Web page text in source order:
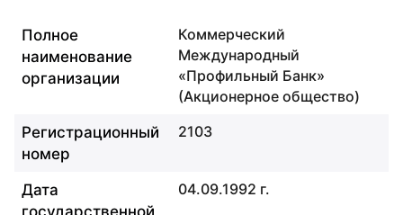
Реквизиты организации
Полное
наименование
организации
Коммерческий
Международный
«Профильный Банк»
(Акционерное общество)
Регистрационный
номер
2103
Дата
государственной
04.09.1992 г.